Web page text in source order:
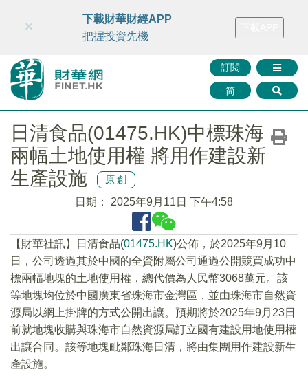
財華智庫網 FINTV FINMETA 財華證券 媒體矩陣
訂閱
简
×
下載財華財經APP
把握投資先機
日清食品(01475.HK)中標珠海
兩幅土地使用權 將用作建設新
生產設施
原創
日期： 2025年9月11日 下午4:58
【財華社訊】日清食品(01475.HK)公佈，於2025年9月10
日，公司透過其於中國的全資附屬公司通過公開競買成功中
標兩幅地塊的土地使用權，總代價為人民幣3068萬元。該
等地塊均位於中國廣東省珠海市金灣區，並由珠海市自然資
源局以網上掛牌的方式公開出讓。預期將於2025年9月23日
前就地塊收購與珠海市自然資源局訂立國有建設用地使用權
出讓合同。該等地塊毗鄰珠海日清，將由集團用作建設新生
產設施。